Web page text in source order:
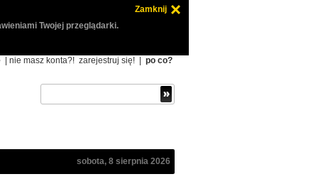
Zamknij
Twojej przeglądarki.
| nie masz konta?! zarejestruj się! po co?
sobota, 8 sierpnia 2026